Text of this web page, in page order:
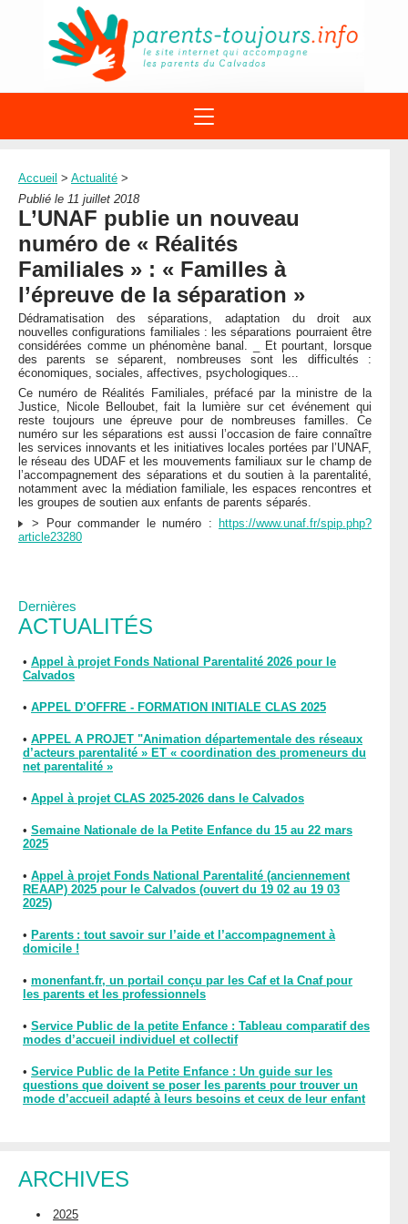
À PROPOS DU REAAP
1ÈRE VISITE
ACTUALITÉ
AGENDA
DISPOSITIFS PARENTALITÉ
SITES INTERNET
NUMÉROS VERTS
LEXIQUE
LETTRES D’INFO
MENTIONS LÉGALES
CONTACT
STRUCTURES
DOCUMENTS
FORMATIONS
Dernières
ACTUALITÉS
• Appel à projet Fonds National Parentalité 2026 pour le
Calvados
• APPEL D’OFFRE - FORMATION INITIALE CLAS 2025
• APPEL A PROJET "Animation départementale des réseaux
d’acteurs parentalité » ET « coordination des promeneurs du
net parentalité »
• Appel à projet CLAS 2025-2026 dans le Calvados
• Semaine Nationale de la Petite Enfance du 15 au 22 mars
2025
• Appel à projet Fonds National Parentalité (anciennement
REAAP) 2025 pour le Calvados (ouvert du 19 02 au 19 03
2025)
• Parents : tout savoir sur l’aide et l’accompagnement à
domicile !
• monenfant.fr, un portail conçu par les Caf et la Cnaf pour
les parents et les professionnels
• Service Public de la petite Enfance : Tableau comparatif des
modes d’accueil individuel et collectif
• Service Public de la Petite Enfance : Un guide sur les
questions que doivent se poser les parents pour trouver un
mode d’accueil adapté à leurs besoins et ceux de leur enfant
ARCHIVES
2025
Accueil > Actualité >
Publié le 11 juillet 2018
L’UNAF publie un nouveau
numéro de « Réalités
Familiales » : « Familles à
l’épreuve de la séparation »
Dédramatisation des séparations, adaptation du droit aux
nouvelles configurations familiales : les séparations pourraient être
considérées comme un phénomène banal. _ Et pourtant, lorsque
des parents se séparent, nombreuses sont les difficultés :
économiques, sociales, affectives, psychologiques...
Ce numéro de Réalités Familiales, préfacé par la ministre de la
Justice, Nicole Belloubet, fait la lumière sur cet événement qui
reste toujours une épreuve pour de nombreuses familles. Ce
numéro sur les séparations est aussi l’occasion de faire connaître
les services innovants et les initiatives locales portées par l’UNAF,
le réseau des UDAF et les mouvements familiaux sur le champ de
l’accompagnement des séparations et du soutien à la parentalité,
notamment avec la médiation familiale, les espaces rencontres et
les groupes de soutien aux enfants de parents séparés.
> Pour commander le numéro :
https://www.unaf.fr/spip.php?
article23280